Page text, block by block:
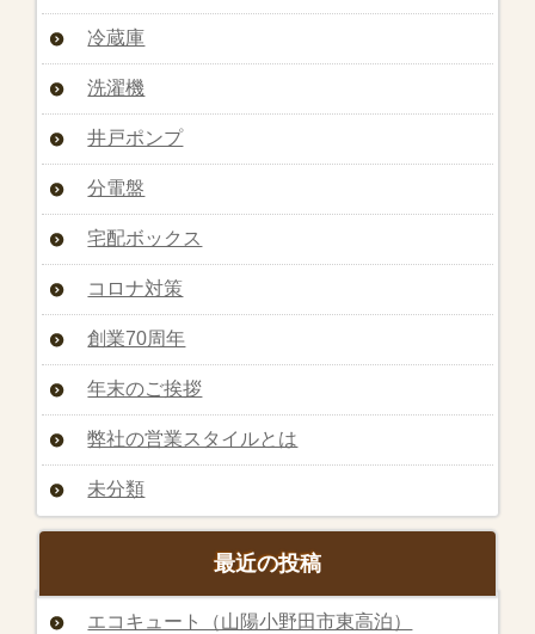
冷蔵庫
洗濯機
井戸ポンプ
分電盤
宅配ボックス
コロナ対策
創業70周年
年末のご挨拶
弊社の営業スタイルとは
未分類
最近の投稿
エコキュート（山陽小野田市東高泊）